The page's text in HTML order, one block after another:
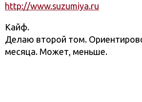
http://www.suzumiya.ru
Кайф.
Делаю второй том.
месяца. Может, меньше.